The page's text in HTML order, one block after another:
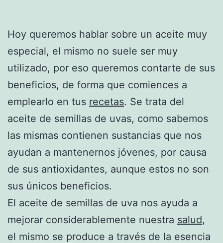
Hoy queremos hablar sobre un aceite muy
especial, el mismo no suele ser muy
utilizado, por eso queremos contarte de sus
beneficios, de forma que comiences a
emplearlo en tus recetas. Se trata del
aceite de semillas de uvas, como sabemos
las mismas contienen sustancias que nos
ayudan a mantenernos jóvenes, por causa
de sus antioxidantes, aunque estos no son
sus únicos beneficios.
El aceite de semillas de uva nos ayuda a
mejorar considerablemente nuestra salud,
el mismo se produce a través de la esencia